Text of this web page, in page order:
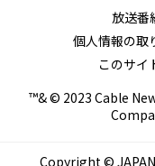
放送番
個人情報の取
このサイ
™& © 2023 Cable
Copyright ©